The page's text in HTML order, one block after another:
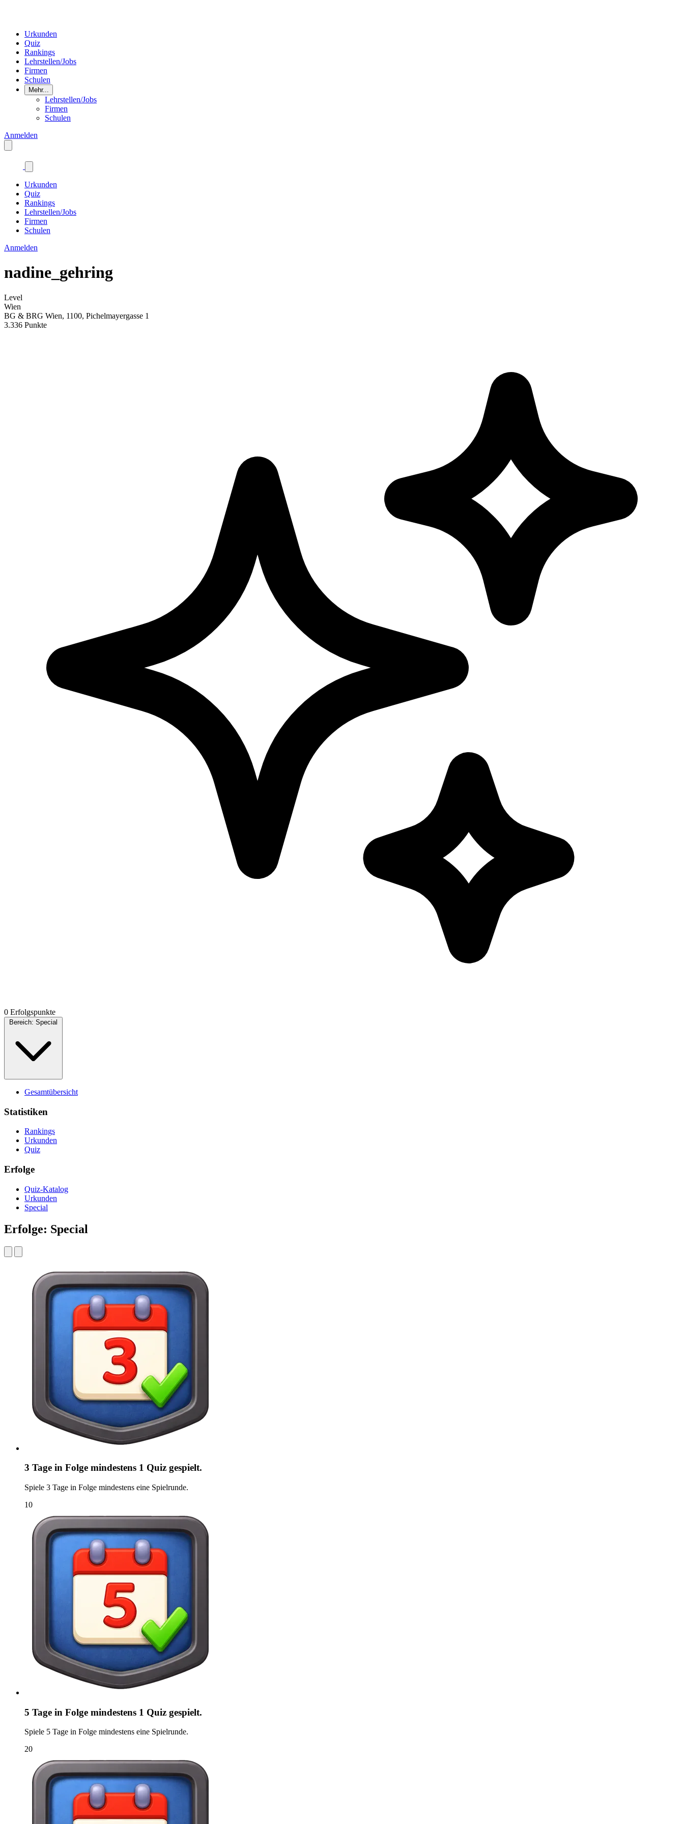
Urkunden
Quiz
Rankings
Lehrstellen/Jobs
Firmen
Schulen
Mehr...
Lehrstellen/Jobs
Firmen
Schulen
Anmelden
Urkunden
Quiz
Rankings
Lehrstellen/Jobs
Firmen
Schulen
Anmelden
nadine_gehring
Level
Wien
BG & BRG Wien, 1100, Pichelmayergasse 1
3.336 Punkte
0 Erfolgspunkte
Bereich: Special
Gesamtübersicht
Statistiken
Rankings
Urkunden
Quiz
Erfolge
Quiz-Katalog
Urkunden
Special
Erfolge: Special
3 Tage in Folge mindestens 1 Quiz gespielt.
Spiele 3 Tage in Folge mindestens eine Spielrunde.
10
5 Tage in Folge mindestens 1 Quiz gespielt.
Spiele 5 Tage in Folge mindestens eine Spielrunde.
20